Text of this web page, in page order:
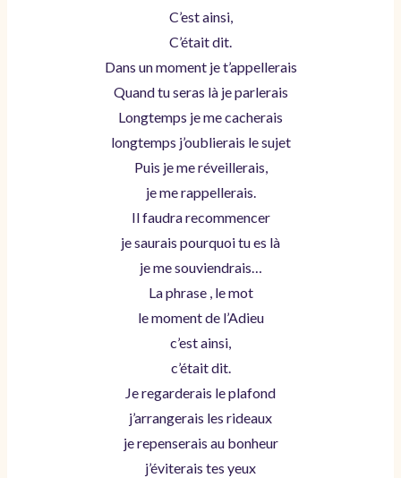
C’est ainsi,
C’était dit.
Dans un moment je t’appellerais
Quand tu seras là je parlerais
Longtemps je me cacherais
longtemps j’oublierais le sujet
Puis je me réveillerais,
je me rappellerais.
Il faudra recommencer
je saurais pourquoi tu es là
je me souviendrais…
La phrase , le mot
le moment de l’Adieu
c’est ainsi,
c’était dit.
Je regarderais le plafond
j’arrangerais les rideaux
je repenserais au bonheur
j’éviterais tes yeux